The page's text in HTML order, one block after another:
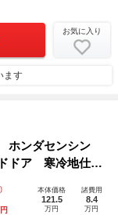
お気に入り
ます
ンダセンシン
ドア 寒冷地仕
ーズ コーナー
ＥＤヘッド
本体価格
121.5
万円
諸費用
8.4
万円